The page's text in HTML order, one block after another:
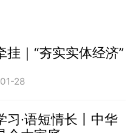
挂｜“夯实实体经济”
28
习·语短情长丨中华